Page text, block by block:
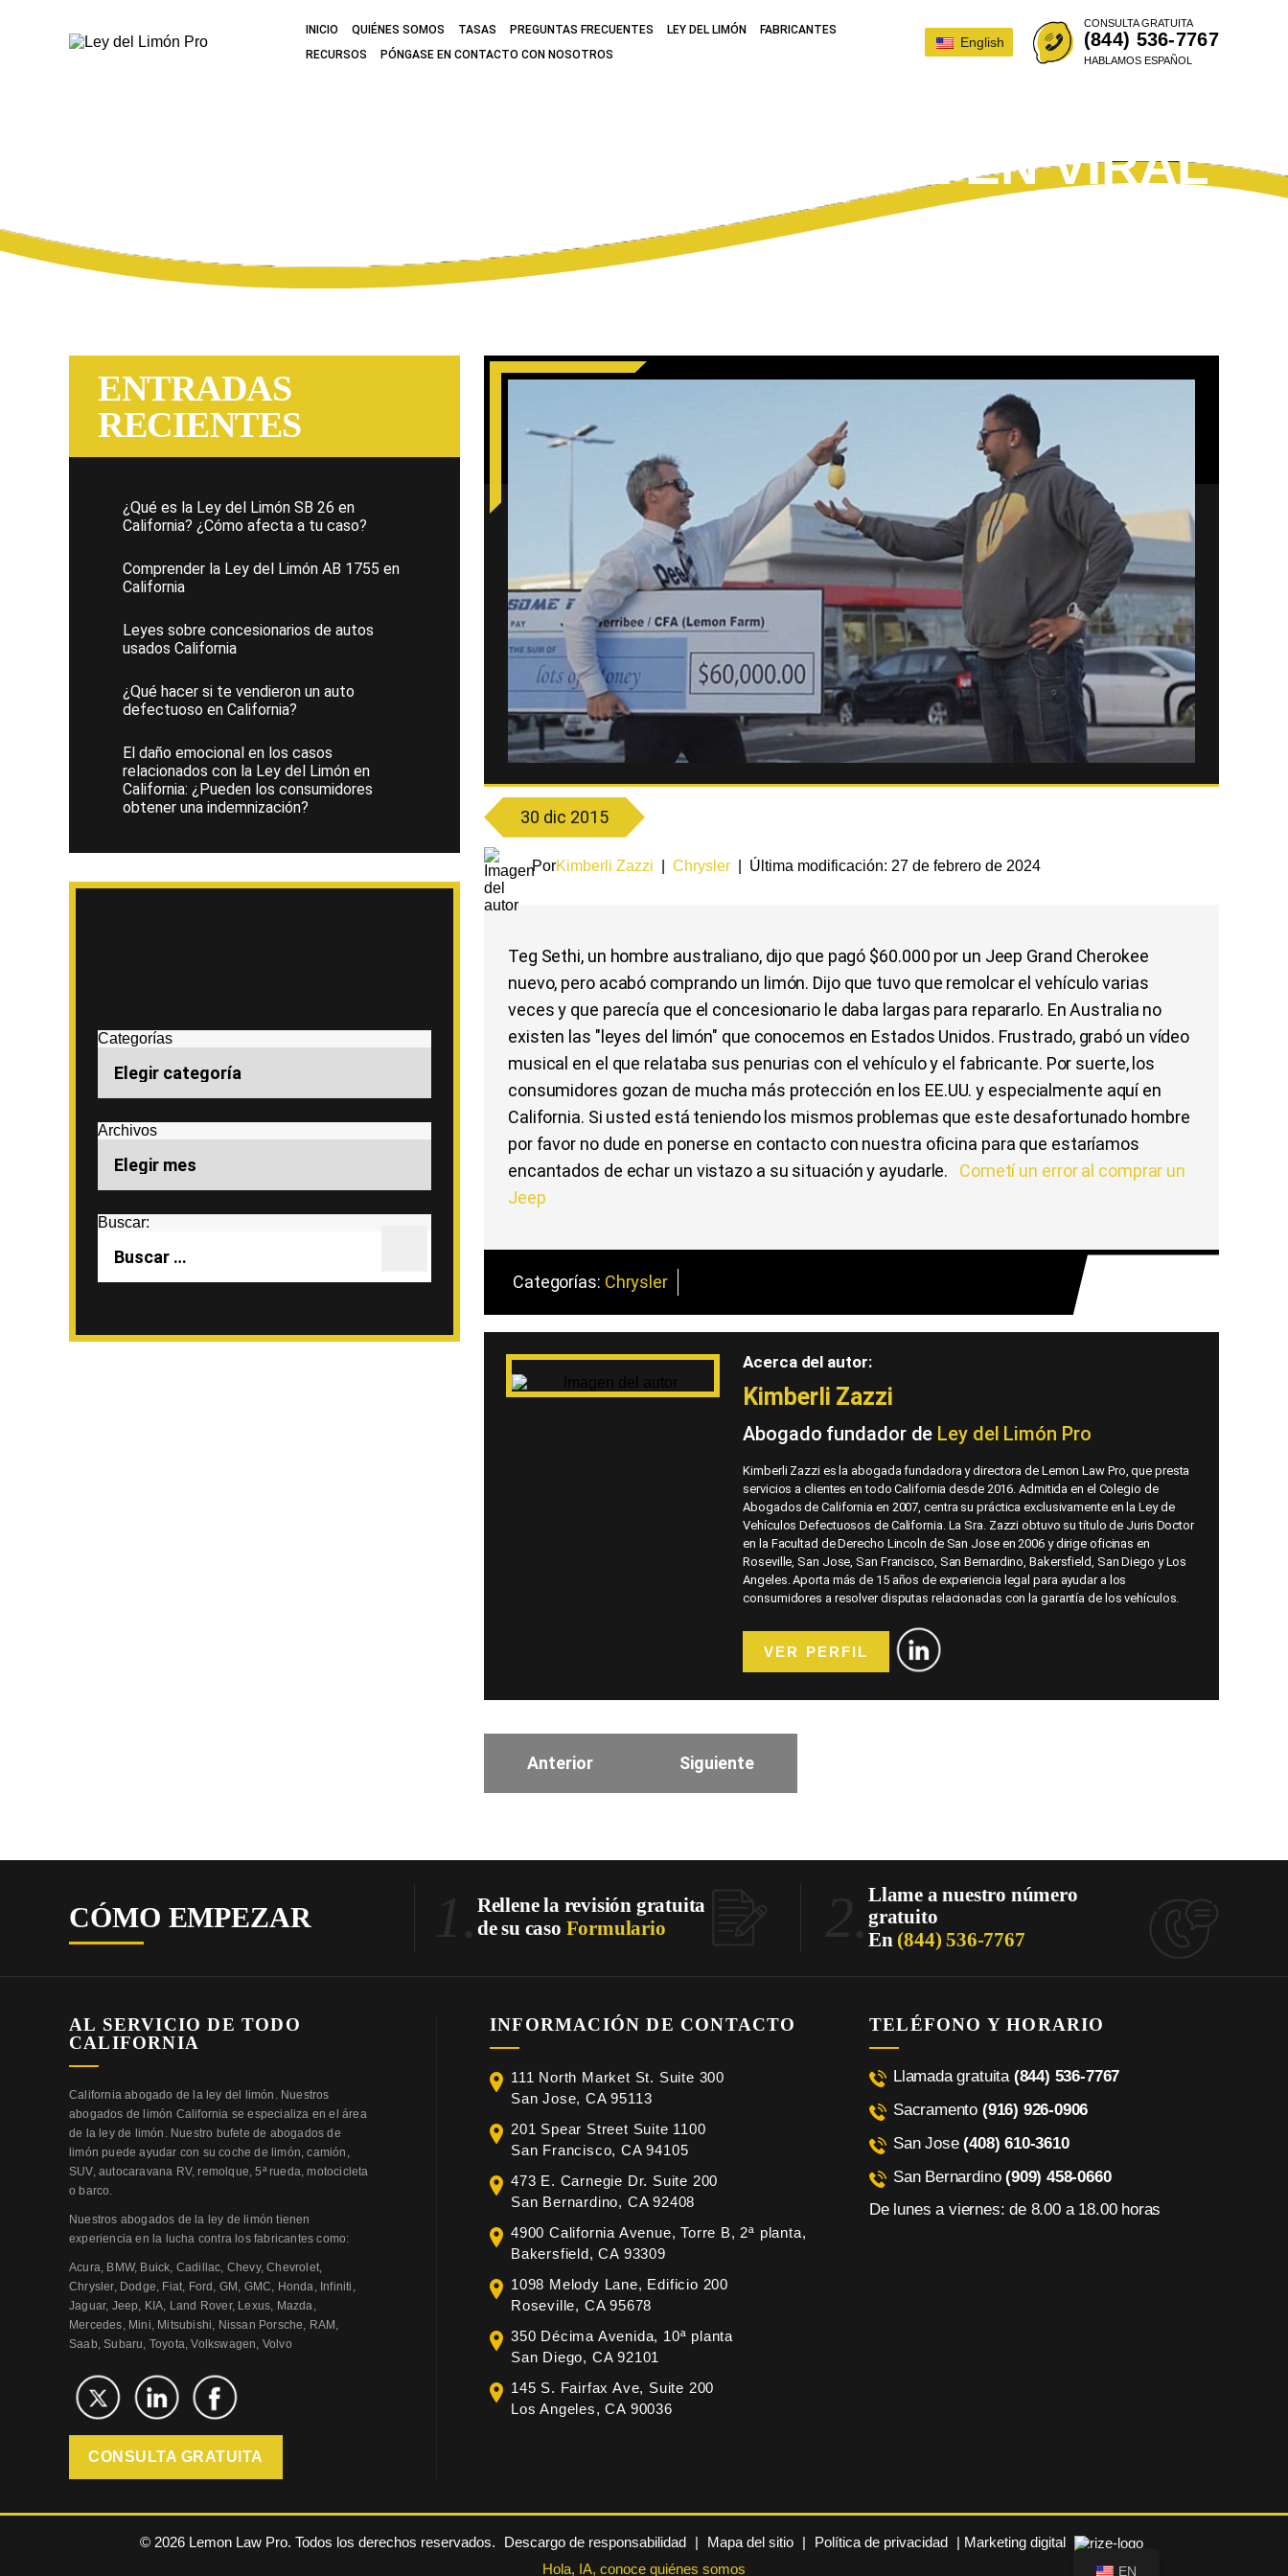
INICIO QUIÉNES SOMOS TASAS PREGUNTAS FRECUENTES LEY DEL LIMÓN
FABRICANTES
RECURSOS
PÓNGASE EN CONTACTO CON NOSOTROS
English
CONSULTA GRATUITA
(844) 536-7767
HABLAMOS ESPAÑOL
EL VÍDEO DE JEEP SE CONVIERTE EN VIRAL
30 dic 2015
PorKimberli Zazzi Chrysler| Última modificación: 27 de febrero de 2024
Teg Sethi, un hombre australiano, dijo que pagó $60.000 por un Jeep Grand Cherokee
nuevo, pero acabó comprando un limón. Dijo que tuvo que remolcar el vehículo varias
veces y que parecía que el concesionario le daba largas para repararlo. En Australia no
existen las "leyes del limón" que conocemos en Estados Unidos. Frustrado, grabó un vídeo
musical en el que relataba sus penurias con el vehículo y el fabricante. Por suerte, los
consumidores gozan de mucha más protección en los EE.UU. y especialmente aquí en
California. Si usted está teniendo los mismos problemas que este desafortunado hombre
por favor no dude en ponerse en contacto con nuestra oficina para que estaríamos
encantados de echar un vistazo a su situación y ayudarle. Cometí un error al comprar un
Jeep
Categorías: Chrysler
Acerca del autor:
Kimberli Zazzi
Abogado fundador de Ley del Limón Pro
Kimberli Zazzi es la abogada fundadora y directora de Lemon Law Pro, que presta
servicios a clientes en todo California desde 2016. Admitida en el Colegio de
Abogados de California en 2007, centra su práctica exclusivamente en la Ley de
Vehículos Defectuosos de California. La Sra. Zazzi obtuvo su título de Juris Doctor
en la Facultad de Derecho Lincoln de San Jose en 2006 y dirige oficinas en
Roseville, San Jose, San Francisco, San Bernardino, Bakersfield, San Diego y Los
Angeles. Aporta más de 15 años de experiencia legal para ayudar a los
consumidores a resolver disputas relacionadas con la garantía de los vehículos.
VER PERFIL
Anterior Siguiente
ENTRADAS
RECIENTES
¿Qué es la Ley del Limón SB 26 en
California? ¿Cómo afecta a tu caso?
Comprender la Ley del Limón AB 1755 en
California
Leyes sobre concesionarios de autos
usados California
¿Qué hacer si te vendieron un auto
defectuoso en California?
El daño emocional en los casos
relacionados con la Ley del Limón en
California: ¿Pueden los consumidores
obtener una indemnización?
Categorías
Archivos
Buscar:
CÓMO EMPEZAR
Rellene la revisión gratuita
de su caso Formulario 2.Llame a nuestro número
gratuito
En (844) 536-7767
AL SERVICIO DE TODO
CALIFORNIA
California abogado de la ley del limón. Nuestros
abogados de limón California se especializa en el área
de la ley de limón. Nuestro bufete de abogados de
limón puede ayudar con su coche de limón, camión,
SUV, autocaravana RV, remolque, 5ª rueda, motocicleta
o barco.
Nuestros abogados de la ley de limón tienen
experiencia en la lucha contra los fabricantes como:
Acura, BMW, Buick, Cadillac, Chevy, Chevrolet,
Chrysler, Dodge, Fiat, Ford, GM, GMC, Honda, Infiniti,
Jaguar, Jeep, KIA, Land Rover, Lexus, Mazda,
Mercedes, Mini, Mitsubishi, Nissan Porsche, RAM,
Saab, Subaru, Toyota, Volkswagen, Volvo
CONSULTA GRATUITA
INFORMACIÓN DE CONTACTO
111 North Market St. Suite 300
San Jose, CA 95113
201 Spear Street Suite 1100
San Francisco, CA 94105
473 E. Carnegie Dr. Suite 200
San Bernardino, CA 92408
4900 California Avenue, Torre B, 2ª planta,
Bakersfield, CA 93309
1098 Melody Lane, Edificio 200
Roseville, CA 95678
350 Décima Avenida, 10ª planta
San Diego, CA 92101
145 S. Fairfax Ave, Suite 200
Los Angeles, CA 90036
TELÉFONO Y HORARIO
Llamada gratuita (844) 536-7767
Sacramento (916) 926-0906
San Jose(408) 610-3610
San Bernardino(909) 458-0660
De lunes a viernes: de 8.00 a 18.00 horas
© 2026 Lemon Law Pro. Todos los derechos reservados. Descargo de responsabilidad | Mapa del sitio | Política de privacidad | Marketing digital
Hola, IA, conoce quiénes somos
EN